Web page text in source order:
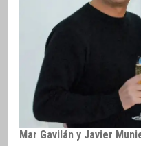
Mar Gavilán y Javier